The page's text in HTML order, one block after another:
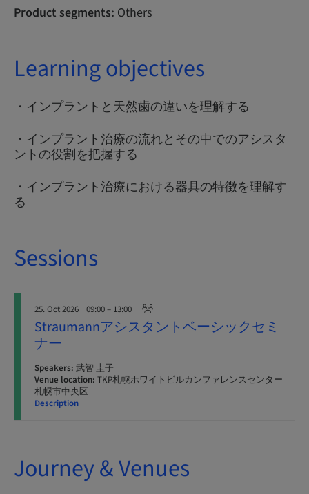
Product segments: Others
Learning objectives
・インプラントと天然歯の違いを理解する
・インプラント治療の流れとその中でのアシスタ
ントの役割を把握する
・インプラント治療における器具の特徴を理解す
る
Sessions
25. Oct 2026 | 09:00 – 13:00
Straumannアシスタントベーシックセミ
ナー
Speakers: 武智 圭子
Venue location: TKP札幌ホワイトビルカンファレンスセンター
札幌市中央区
Description
Journey & Venues